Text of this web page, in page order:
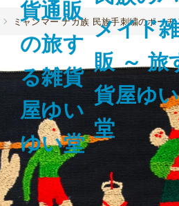
ミャンマー ナガ族 民族手刺繍のポー